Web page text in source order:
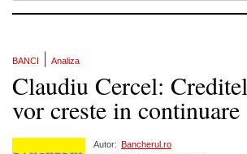
BANCI Analiza
Claudiu Cercel:
vor creste in continuare
Autor: Bancherul.ro